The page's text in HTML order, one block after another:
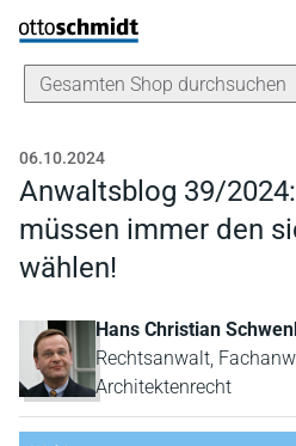
Direkt zum Inhalt
06.10.2024
Anwaltsblog 39/
müssen immer den
wählen!
Hans Christian
Rechtsanwalt,
Architektenrecht